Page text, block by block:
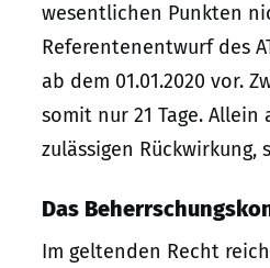
wesentlichen Punkten
Referentenentwurf des
ab dem 01.01.2020 vor.
somit nur 21 Tage.
zulässigen
Das
Im geltenden Recht